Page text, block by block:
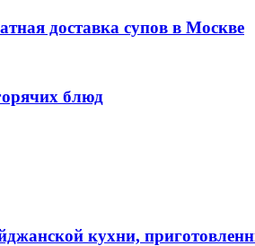
доставка супов в Москве
блюд
кухни,